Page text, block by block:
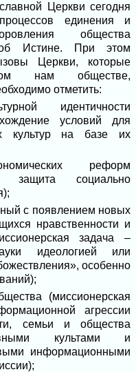
Церкви сегодня
единения и
общества
об Истине. При этом
Церкви, которые
нам обществе,
отметить:
идентичности
условий для
культур на базе их
реформ
защита социально
с появлением новых
нравственности и
задача –
идеологией или
особенно
(миссионерская
агрессии
семьи и общества
культами и
информационными